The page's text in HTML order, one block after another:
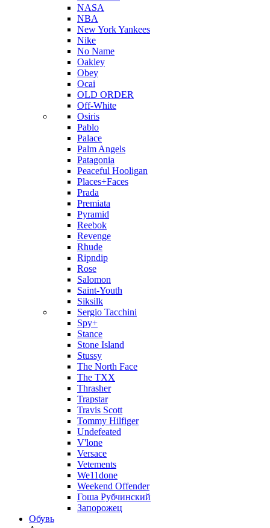
NASA
NBA
New York Yankees
Nike
No Name
Oakley
Obey
Ocai
OLD ORDER
Off-White
Osiris
Pablo
Palace
Palm Angels
Patagonia
Peaceful Hooligan
Places+Faces
Prada
Premiata
Pyramid
Reebok
Revenge
Rhude
Ripndip
Rose
Salomon
Saint-Youth
Siksilk
Sergio Tacchini
Spy+
Stance
Stone Island
Stussy
The North Face
The TXX
Thrasher
Trapstar
Travis Scott
Tommy Hilfiger
Undefeated
V'lone
Versace
Vetements
We11done
Weekend Offender
Гоша Рубчинский
Запорожец
Обувь